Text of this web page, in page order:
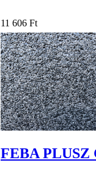
11 606 Ft
FEBA